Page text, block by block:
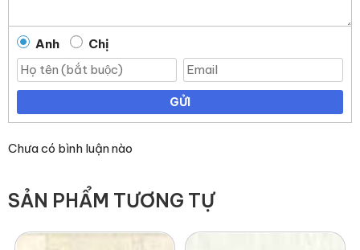
Anh Chị
GỬI
Chưa có bình luận nào
SẢN PHẨM TƯƠNG TỰ